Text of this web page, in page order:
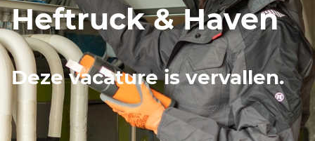
Heftruck & Haven
Deze vacature is vervallen.